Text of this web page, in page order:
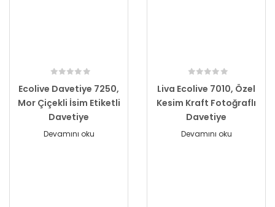
Ecolive Davetiye 7250,
Mor Çiçekli İsim Etiketli
Davetiye
Devamını oku
Liva Ecolive 7010, Özel
Kesim Kraft Fotoğraflı
Davetiye
Devamını oku